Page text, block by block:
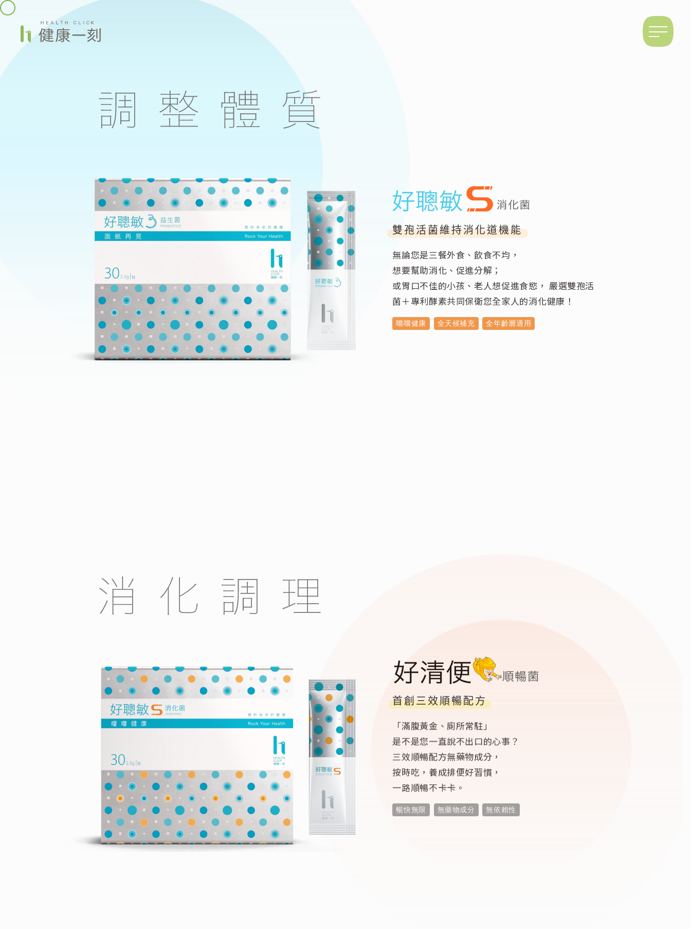
益
生
列
雙孢活菌維持消化道機能
無論您是三餐外食、飲食不均，
想要幫助消化、促進分解；
或胃口不佳的小孩、老人想促進食慾， 嚴選雙孢活
菌＋專利酵素共同保衛您全家人的消化健康！
嚐嚐健康 全天候補充 全年齡層適用
首創三效順暢配方
「滿腹黃金、廁所常駐」
是不是您一直說不出口的心事？
三效順暢配方無藥物成分，
按時吃，養成排便好習慣，
一路順暢不卡卡。
暢快無限 無藥物成分 無依賴性